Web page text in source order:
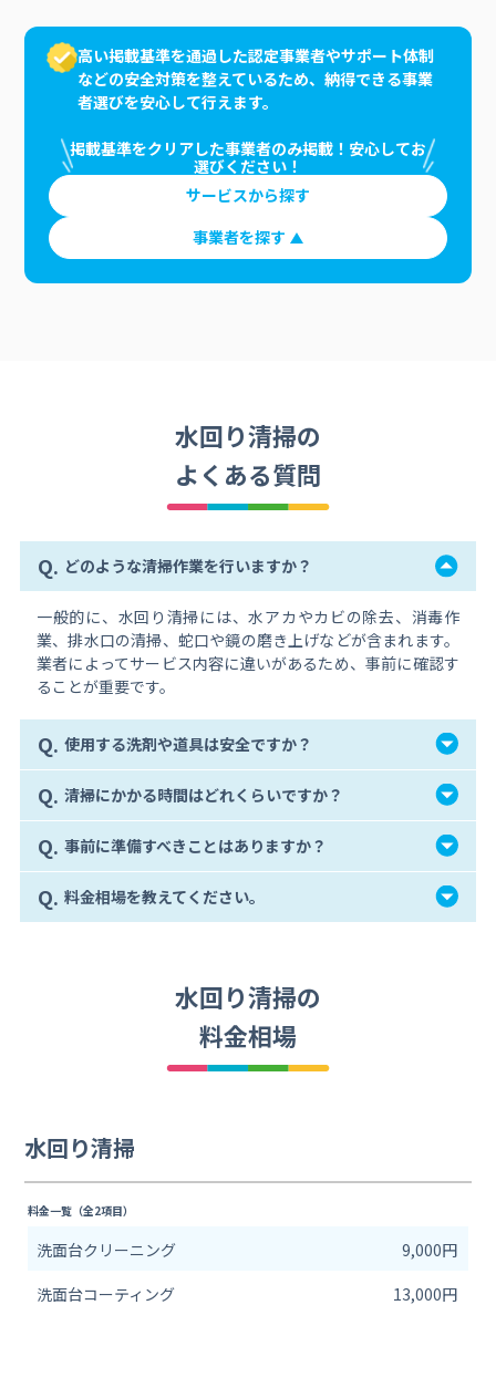
高い掲載基準を通過した認定事業者やサポート体制
などの安全対策を整えているため、納得できる事業
者選びを安心して行えます。
掲載基準をクリアした事業者のみ掲載！安心してお
選びください！
サービスから探す
事業者を探す
水回り清掃の
よくある質問
Q. どのような清掃作業を行いますか？
一般的に、水回り清掃には、水アカやカビの除去、消毒作
業、排水口の清掃、蛇口や鏡の磨き上げなどが含まれます。
業者によってサービス内容に違いがあるため、事前に確認す
ることが重要です。
Q. 使用する洗剤や道具は安全ですか？
Q. 清掃にかかる時間はどれくらいですか？
Q. 事前に準備すべきことはありますか？
Q. 料金相場を教えてください。
水回り清掃の
料金相場
水回り清掃
料金一覧（全2項目）
洗面台クリーニング
9,000円
洗面台コーティング
13,000円